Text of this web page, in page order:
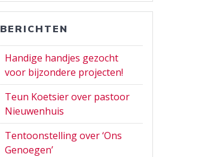
BERICHTEN
Handige handjes gezocht
voor bijzondere projecten!
Teun Koetsier over pastoor
Nieuwenhuis
Tentoonstelling over ‘Ons
Genoegen’